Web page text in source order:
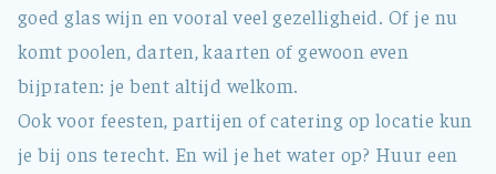
goed glas wijn en vooral veel gezelligheid. Of je nu
komt poolen, darten, kaarten of gewoon even
bijpraten: je bent altijd welkom.
Ook voor feesten, partijen of catering op locatie kun
je bij ons terecht. En wil je het water op? Huur een